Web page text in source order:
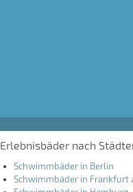
Erlebnisbäder nach
Schwimmbäder in Berlin
Schwimmbäder in Frankfurt